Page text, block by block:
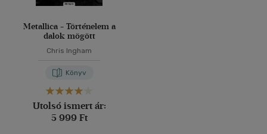
Metallica - Történelem a
dalok mögött
Chris Ingham
Könyv
Utolsó ismert ár:
5 999 Ft